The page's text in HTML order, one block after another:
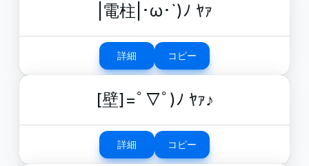
|電柱|･ω･`)ﾉ ﾔｧ
詳細 コピー
[壁]=ﾟ▽ﾟ)ﾉ ﾔｧ♪
詳細 コピー